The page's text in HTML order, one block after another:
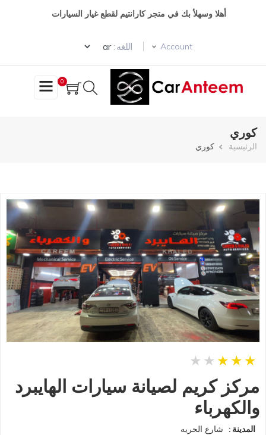
أهلا وسهلأ بك في متجر كارانتيم لقطع غيار السيارات
Account اللغه :
Select your language
0
كوري
مسار
الرئيسية كوري
مركز كريم لصيانة سيارات الهايبرد
والكهرباء
المدينة
شارع الحريه